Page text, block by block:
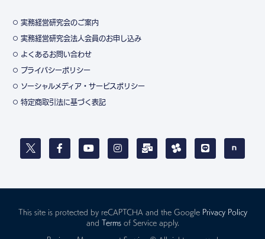
実務経営研究会のご案内
実務経営研究会法人会員のお申し込み
よくあるお問い合わせ
プライバシーポリシー
ソーシャルメディア・サービスポリシー
特定商取引法に基づく表記
This site is protected by reCAPTCHA and the Google Privacy Policy
and Terms of Service apply.